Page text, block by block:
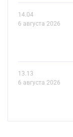
14.04
6 августа 2026
13.13
6 августа 2026